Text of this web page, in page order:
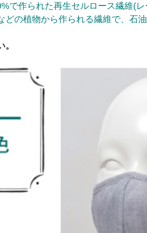
で作られた再生セルロース繊維(レ
どの植物から作られる繊維で、石